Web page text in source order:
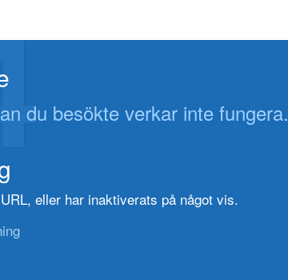
du besökte verkar inte fungera.
eller har inaktiverats på något vis.